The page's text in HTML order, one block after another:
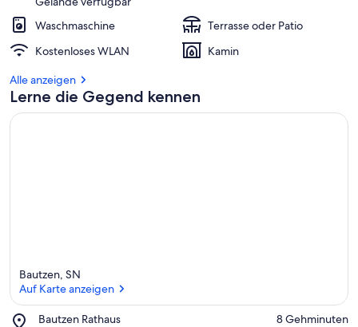
Waschmaschine
Terrasse oder Patio
Kostenloses WLAN
Kamin
Alle anzeigen
Lerne die Gegend kennen
Bautzen, SN
Auf Karte anzeigen
Bautzen Rathaus
Place,
‪8 Gehminuten‬